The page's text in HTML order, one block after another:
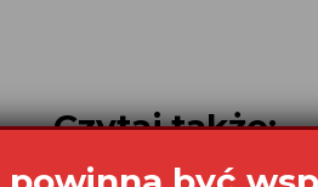
Czytaj także: